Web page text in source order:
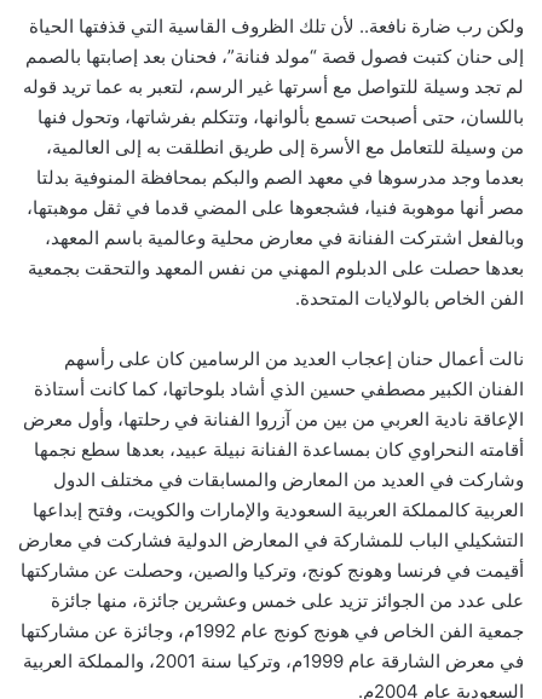
ولكن رب ضارة نافعة.. لأن تلك الظروف القاسية التي قذفتها الحياة
إلى حنان كتبت فصول قصة “مولد فنانة”، فحنان بعد إصابتها بالصمم
لم تجد وسيلة للتواصل مع أسرتها غير الرسم، لتعبر به عما تريد قوله
باللسان، حتى أصبحت تسمع بألوانها، وتتكلم بفرشاتها، وتحول فنها
من وسيلة للتعامل مع الأسرة إلى طريق انطلقت به إلى العالمية،
بعدما وجد مدرسوها في معهد الصم والبكم بمحافظة المنوفية بدلتا
مصر أنها موهوبة فنيا، فشجعوها على المضي قدما في ثقل موهبتها،
وبالفعل اشتركت الفنانة في معارض محلية وعالمية باسم المعهد،
بعدها حصلت على الدبلوم المهني من نفس المعهد والتحقت بجمعية
الفن الخاص بالولايات المتحدة.
نالت أعمال حنان إعجاب العديد من الرسامين كان على رأسهم
الفنان الكبير مصطفي حسين الذي أشاد بلوحاتها، كما كانت أستاذة
الإعاقة نادية العربي من بين من آزروا الفنانة في رحلتها، وأول معرض
أقامته النحراوي كان بمساعدة الفنانة نبيلة عبيد، بعدها سطع نجمها
وشاركت في العديد من المعارض والمسابقات في مختلف الدول
العربية كالمملكة العربية السعودية والإمارات والكويت، وفتح إبداعها
التشكيلي الباب للمشاركة في المعارض الدولية فشاركت في معارض
أقيمت في فرنسا وهونج كونج، وتركيا والصين، وحصلت عن مشاركتها
على عدد من الجوائز تزيد على خمس وعشرين جائزة، منها جائزة
جمعية الفن الخاص في هونج كونج عام 1992م، وجائزة عن مشاركتها
في معرض الشارقة عام 1999م، وتركيا سنة 2001، والمملكة العربية
السعودية عام 2004م.